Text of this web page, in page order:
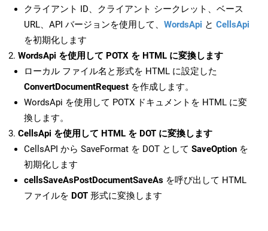
クライアント ID、クライアント シークレット、ベース
URL、API バージョンを使用して、 WordsApi と CellsApi
を初期化します
WordsApi を使用して POTX を HTML に変換します
ローカル ファイル名と形式を HTML に設定した
ConvertDocumentRequest を作成します。
WordsApi を使用して POTX ドキュメントを HTML に変
換します。
CellsApi を使用して HTML を DOT に変換します
CellsAPI から SaveFormat を DOT として SaveOption を
初期化します
cellsSaveAsPostDocumentSaveAs を呼び出して HTML
ファイルを DOT 形式に変換します